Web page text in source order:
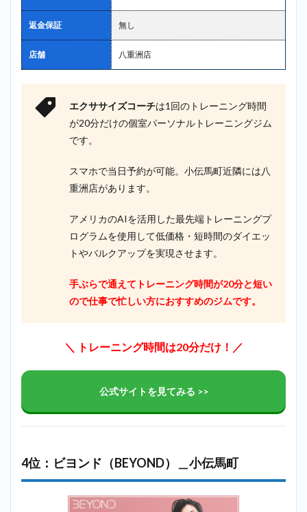
返金保証 無し
店舗 八重洲店
エクササイズコーチは1回のトレーニング時間
が20分だけの個室パーソナルトレーニングジム
です。
スマホで当日予約が可能。小伝馬町近隣には八
重洲店があります。
アメリカのAIを活用した最先端トレーニングプ
ログラムを使用して低価格・短時間のダイエッ
トやバルクアップを実現させます。
手ぶらで通えてトレーニング時間が20分と短い
ので仕事で忙しい方におすすめのジムです。
＼ トレーニング時間は20分だけ！／
公式サイトを見てみる >>
4位：ビヨンド（BEYOND）＿小伝馬町